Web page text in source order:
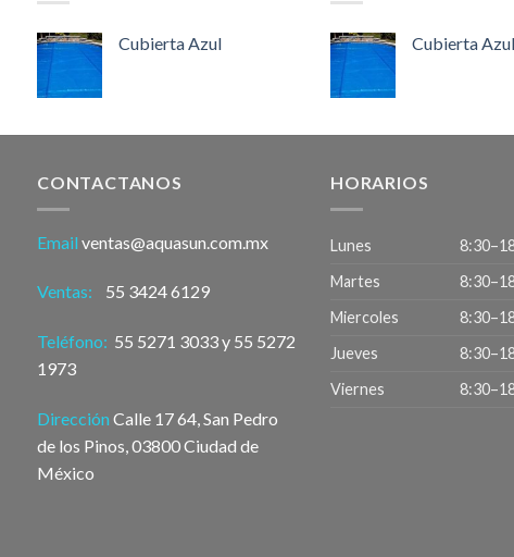
Cubierta Azul Cubierta Azul
CONTACTANOS
Email ventas@aquasun.com.mx
Ventas: 55 3424 6129
Teléfono: 55 5271 3033 y 55 5272
1973
Dirección Calle 17 64, San Pedro
de los Pinos, 03800 Ciudad de
México
HORARIOS
Lunes
Martes
Miercoles
Jueves
Viernes